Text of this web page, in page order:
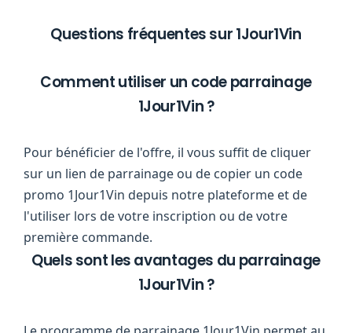
Questions fréquentes sur 1Jour1Vin
Comment utiliser un code parrainage
1Jour1Vin ?
Pour bénéficier de l'offre, il vous suffit de cliquer
sur un lien de parrainage ou de copier un code
promo 1Jour1Vin depuis notre plateforme et de
l'utiliser lors de votre inscription ou de votre
première commande.
Quels sont les avantages du parrainage
1Jour1Vin ?